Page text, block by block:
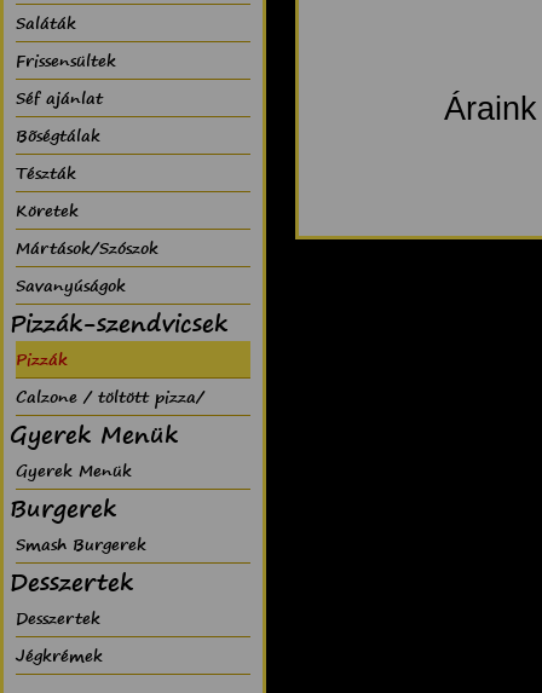
Saláták
Frissensültek
Séf ajánlat
Bõségtálak
Tészták
Köretek
Mártások/Szószok
Savanyúságok
Pizzák-szendvicsek
Pizzák
Calzone / töltött pizza/
Gyerek Menük
Gyerek Menük
Burgerek
Smash Burgerek
Desszertek
Desszertek
Jégkrémek